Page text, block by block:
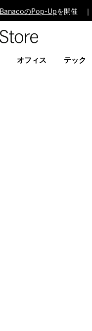
BanacoのPop-Upを開催
Design
オフィス テック